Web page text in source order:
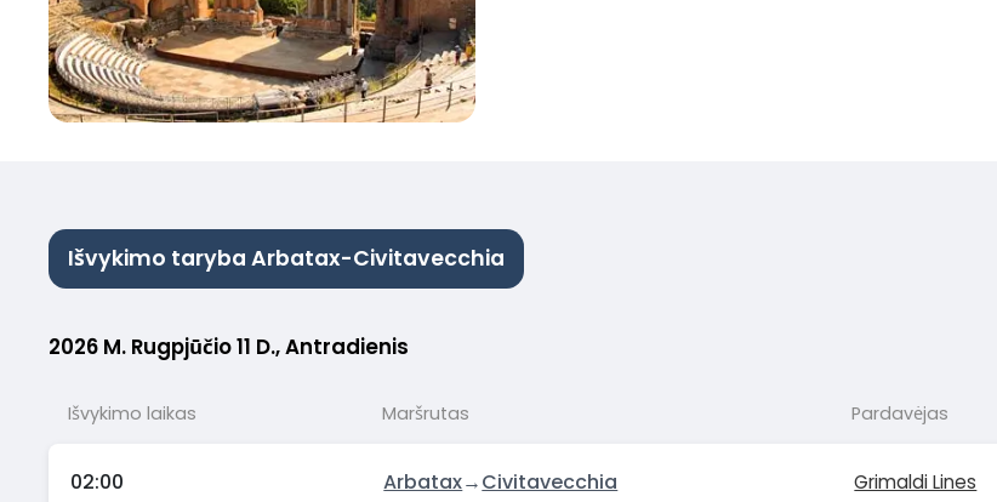
Išvykimo taryba Arbatax-Civitavecchia
2026 M. Rugpjūčio 11 D., Antradienis
Išvykimo laikas Maršrutas Pardavėjas
02:00 Arbatax→Civitavecchia Grimaldi Lines